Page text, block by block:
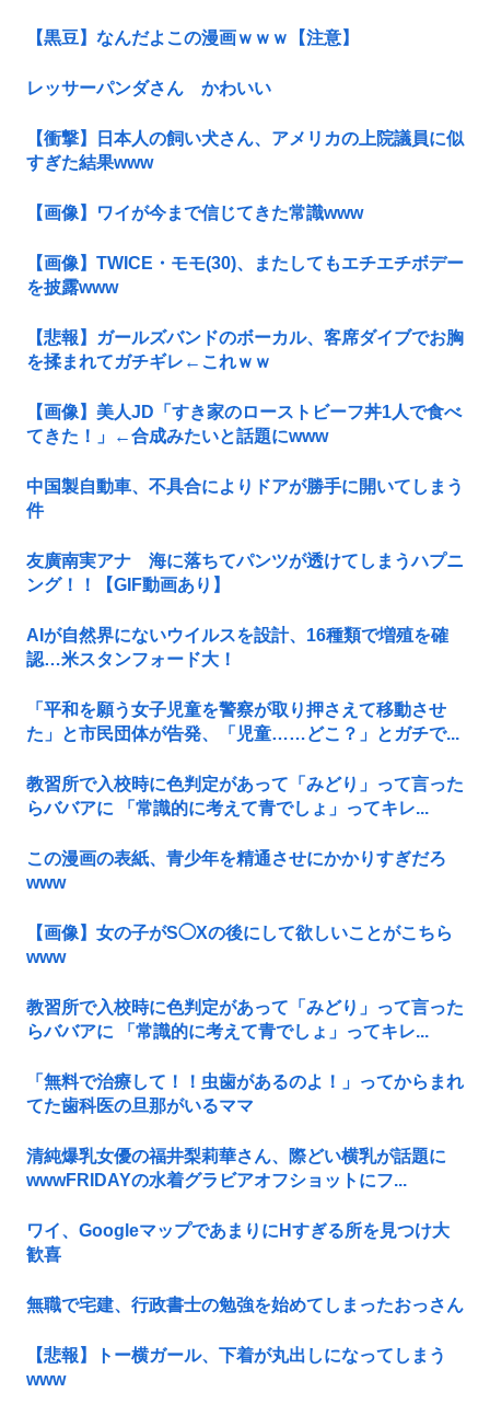
【黒豆】なんだよこの漫画ｗｗｗ【注意】
レッサーパンダさん かわいい
【衝撃】日本人の飼い犬さん、アメリカの上院議員に似
すぎた結果www
【画像】ワイが今まで信じてきた常識www
【画像】TWICE・モモ(30)、またしてもエチエチボデー
を披露www
【悲報】ガールズバンドのボーカル、客席ダイブでお胸
を揉まれてガチギレ←これｗｗ
【画像】美人JD「すき家のローストビーフ丼1人で食べ
てきた！」←合成みたいと話題にwww
中国製自動車、不具合によりドアが勝手に開いてしまう
件
友廣南実アナ 海に落ちてパンツが透けてしまうハプニ
ング！！【GIF動画あり】
AIが自然界にないウイルスを設計、16種類で増殖を確
認…米スタンフォード大！
「平和を願う女子児童を警察が取り押さえて移動させ
た」と市民団体が告発、「児童……どこ？」とガチで...
教習所で入校時に色判定があって「みどり」って言った
らババアに 「常識的に考えて青でしょ」ってキレ...
この漫画の表紙、青少年を精通させにかかりすぎだろ
www
【画像】女の子がS◯Xの後にして欲しいことがこちら
www
教習所で入校時に色判定があって「みどり」って言った
らババアに 「常識的に考えて青でしょ」ってキレ...
「無料で治療して！！虫歯があるのよ！」ってからまれ
てた歯科医の旦那がいるママ
清純爆乳女優の福井梨莉華さん、際どい横乳が話題に
wwwFRIDAYの水着グラビアオフショットにフ...
ワイ、GoogleマップであまりにΗすぎる所を見つけ大
歓喜
無職で宅建、行政書士の勉強を始めてしまったおっさん
【悲報】トー横ガール、下着が丸出しになってしまう
www